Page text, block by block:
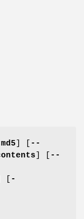
--
--
-